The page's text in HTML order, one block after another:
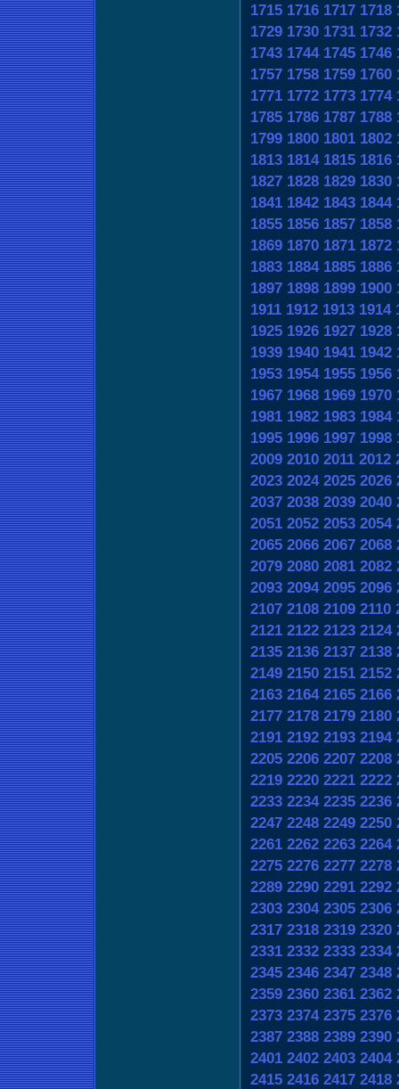
1715 1716 1717 1718
1729 1730 1731 1732
1743 1744 1745 1746
1757 1758 1759 1760
1771 1772 1773 1774
1785 1786 1787 1788
1799 1800 1801 1802
1813 1814 1815 1816
1827 1828 1829 1830
1841 1842 1843 1844
1855 1856 1857 1858
1869 1870 1871 1872
1883 1884 1885 1886
1897 1898 1899 1900
1911 1912 1913 1914
1925 1926 1927 1928
1939 1940 1941 1942
1953 1954 1955 1956
1967 1968 1969 1970
1981 1982 1983 1984
1995 1996 1997 1998
2009 2010 2011 2012
2023 2024 2025 2026
2037 2038 2039 2040
2051 2052 2053 2054
2065 2066 2067 2068
2079 2080 2081 2082
2093 2094 2095 2096
2107 2108 2109 2110
2121 2122 2123 2124
2135 2136 2137 2138
2149 2150 2151 2152
2163 2164 2165 2166
2177 2178 2179 2180
2191 2192 2193 2194
2205 2206 2207 2208
2219 2220 2221 2222
2233 2234 2235 2236
2247 2248 2249 2250
2261 2262 2263 2264
2275 2276 2277 2278
2289 2290 2291 2292
2303 2304 2305 2306
2317 2318 2319 2320
2331 2332 2333 2334
2345 2346 2347 2348
2359 2360 2361 2362
2373 2374 2375 2376
2387 2388 2389 2390
2401 2402 2403 2404
2415 2416 2417 2418